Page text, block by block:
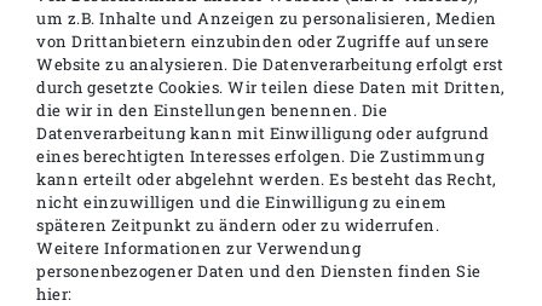
Toilettendeckel WC Sitz
Deckel FÜR Geberit
ICon & 4U
Haro Tube WC Sitz für
TOTO NC CW762Y mit
Absenkautomatik
um z.B. Inhalte und Anzeigen zu personalisieren, Medien
von Drittanbietern einzubinden oder Zugriffe auf unsere
Website zu analysieren. Die Datenverarbeitung erfolgt erst
durch gesetzte Cookies. Wir teilen diese Daten mit Dritten,
die wir in den Einstellungen benennen. Die
Datenverarbeitung kann mit Einwilligung oder aufgrund
eines berechtigten Interesses erfolgen. Die Zustimmung
kann erteilt oder abgelehnt werden. Es besteht das Recht,
nicht einzuwilligen und die Einwilligung zu einem
späteren Zeitpunkt zu ändern oder zu widerrufen.
Weitere Informationen zur Verwendung
personenbezogener Daten und den Diensten finden Sie
hier: